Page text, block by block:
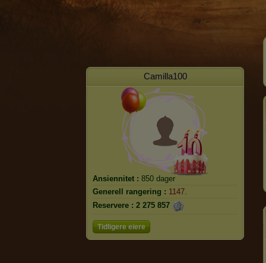
Camilla100
Ansiennitet : 850 dager
Generell rangering : 1147.
Reservere : 2 275 857
Tidligere eiere